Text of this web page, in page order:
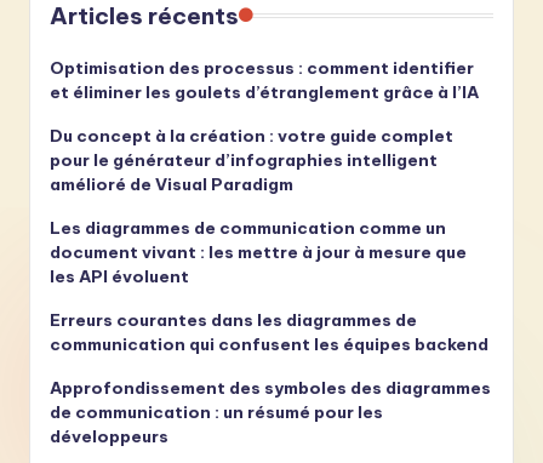
Articles récents
Optimisation des processus : comment identifier
et éliminer les goulets d’étranglement grâce à l’IA
Du concept à la création : votre guide complet
pour le générateur d’infographies intelligent
amélioré de Visual Paradigm
Les diagrammes de communication comme un
document vivant : les mettre à jour à mesure que
les API évoluent
Erreurs courantes dans les diagrammes de
communication qui confusent les équipes backend
Approfondissement des symboles des diagrammes
de communication : un résumé pour les
développeurs